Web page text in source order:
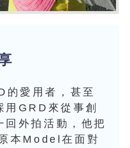
愛用者，甚至
用GRD來從事創
回外拍活動，他把
本Model在面對